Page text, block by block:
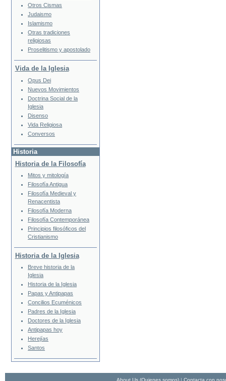
Otros Cismas
Judaismo
Islamismo
Otras tradiciones
religiosas
Proselitismo y apostolado
Vida de la Iglesia
Opus Dei
Nuevos Movimientos
Doctrina Social de la
Iglesia
Disenso
Vida Religiosa
Conversos
Historia
Historia de la Filosofía
Mitos y mitología
Filosofía Antigua
Filosofía Medieval y
Renacentista
Filosofía Moderna
Filosofía Contemporánea
Principios filosóficos del
Cristianismo
Historia de la Iglesia
Breve historia de la
Iglesia
Historia de la Iglesia
Papas y Antipapas
Concilios Ecuménicos
Padres de la Iglesia
Doctores de la Iglesia
Antipapas hoy
Herejías
Santos
About Us (Quienes somos) | Contacta con